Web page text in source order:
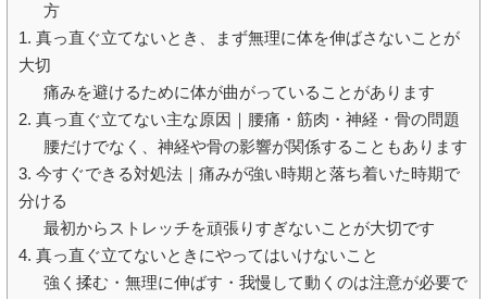
方
1. 真っ直ぐ立てないとき、まず無理に体を伸ばさないことが
大切
痛みを避けるために体が曲がっていることがあります
2. 真っ直ぐ立てない主な原因｜腰痛・筋肉・神経・骨の問題
腰だけでなく、神経や骨の影響が関係することもあります
3. 今すぐできる対処法｜痛みが強い時期と落ち着いた時期で
分ける
最初からストレッチを頑張りすぎないことが大切です
4. 真っ直ぐ立てないときにやってはいけないこと
強く揉む・無理に伸ばす・我慢して動くのは注意が必要で